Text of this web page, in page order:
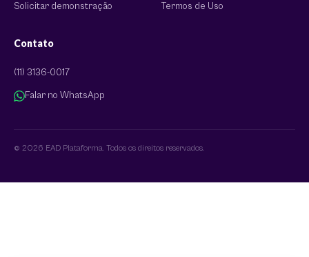
Solicitar demonstração Termos de Uso
Contato
(11) 3136-0017
Falar no WhatsApp
© 2026 EAD Plataforma. Todos os direitos reservados.